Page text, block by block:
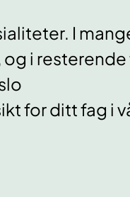
I
og i
for ditt fag i